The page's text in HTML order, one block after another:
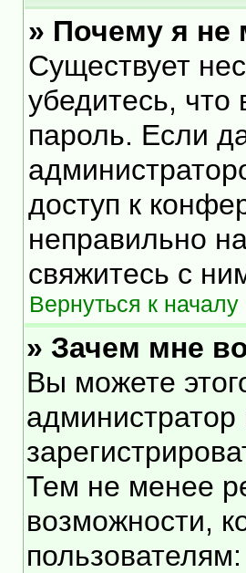
» Почему я не
Существует
убедитесь,
пароль. Если
доступ к
неправильно
свяжитесь с
Вернуться к началу
» Зачем мне
Вы можете
Тем не менее
возможности,